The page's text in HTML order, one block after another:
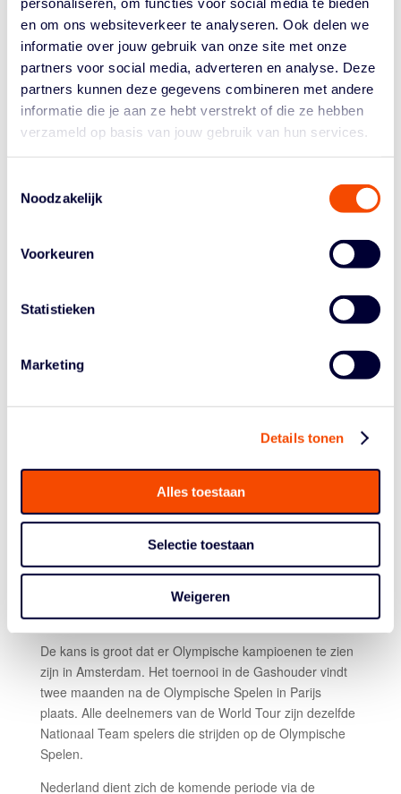
en om ons websiteverkeer te analyseren. Ook delen we
informatie over jouw gebruik van onze site met onze
partners voor social media, adverteren en analyse. Deze
partners kunnen deze gegevens combineren met andere
informatie die je aan ze hebt verstrekt of die ze hebben
verzameld op basis van jouw gebruik van hun services.
Noodzakelijk
Voorkeuren
Statistieken
Marketing
Details tonen
Alles toestaan
Selectie toestaan
Weigeren
stage’, aldus Jobse. ‘Het is ook hun grote wens om die
world stage naar ons toe te halen en dit platform te
gebruiken voor het tonen aan de wereld wat de talenten
van deze jongeren zijn.’
Volgens Maarten Hoffer, algemeen directeur van de
Nederlandse Basketball Bond, is de World Tour
de World Tour Amsterdam Masters gaan topsport en
maatschappelijke impact hand in hand. Wat 3X3 Unites
zijn daar trots op. We steunen 3X3 Unites daarom waar
topsporters, de basketbalfans en de Leaders weer de
mooiste World Tour in de wereld te maken.’
Daar sluit Frank Thewessem als algemeen directeur van
Topsport Amsterdam zich bij aan. ‘Er komt steeds meer
topsport. 3X3 Unites laat zien welke maatschappelijke
waarde sport kan hebben en hoe je sport kunt inzetten
creëren.'
bewoners plezier bezorgt, trots maakt en bovendien het
uitgelezen podium is voor de in Amsterdam gehuisveste
topsporters om uit te groeien tot sporthelden in eigen
OLYMPISCHE KAMPIOENEN
De kans is groot dat er Olympische kampioenen te zien
zijn in Amsterdam. Het toernooi in de Gashouder vindt
twee maanden na de Olympische Spelen in Parijs
plaats. Alle deelnemers van de World Tour zijn dezelfde
Nationaal Team spelers die strijden op de Olympische
Spelen.
Nederland dient zich de komende periode via de